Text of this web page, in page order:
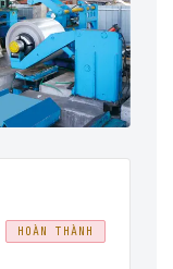
HOÀN THÀNH